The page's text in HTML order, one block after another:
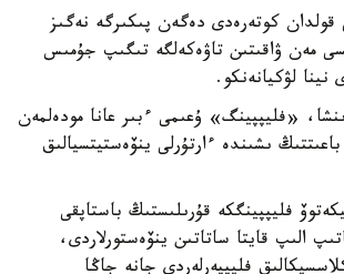
قولدان كوتەرەدى دەگەن پىكىرگە نەگىز
مەن ۋاقىتىن تاۋەكەلگە تىگىپ جۇمىس
لۋكيانەنكو.
«فليپپينگ» ۇعىمى ءبىر عانا مودەلمەن
ىشىندە ءارتۇرلى ينۆەستيتسيالىق
فليپپينگكە قۇرىلىستىڭ باستاپقى
الىپ قايتا ساتاتىن ينۆەستورلاردى،
كلاسسيكالىق فليپپەرلەردى جانە جاڭا